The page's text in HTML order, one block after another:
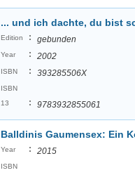
... und ich dachte, du bist
Edition : gebunden
Year : 2002
ISBN : 393285506X
ISBN
13
: 9783932855061
Balldinis Gaumensex: Ein
Year : 2015
ISBN